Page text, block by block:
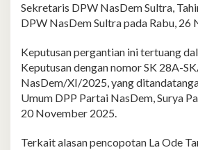
Sekretaris DPW NasDem Sultra,
DPW NasDem Sultra pada Rabu, 26
Keputusan pergantian ini tertuang
Keputusan dengan nomor SK 28A-
NasDem/XI/2025, yang
Umum DPP Partai NasDem, Surya
20 November 2025.
Terkait alasan pencopotan La Ode